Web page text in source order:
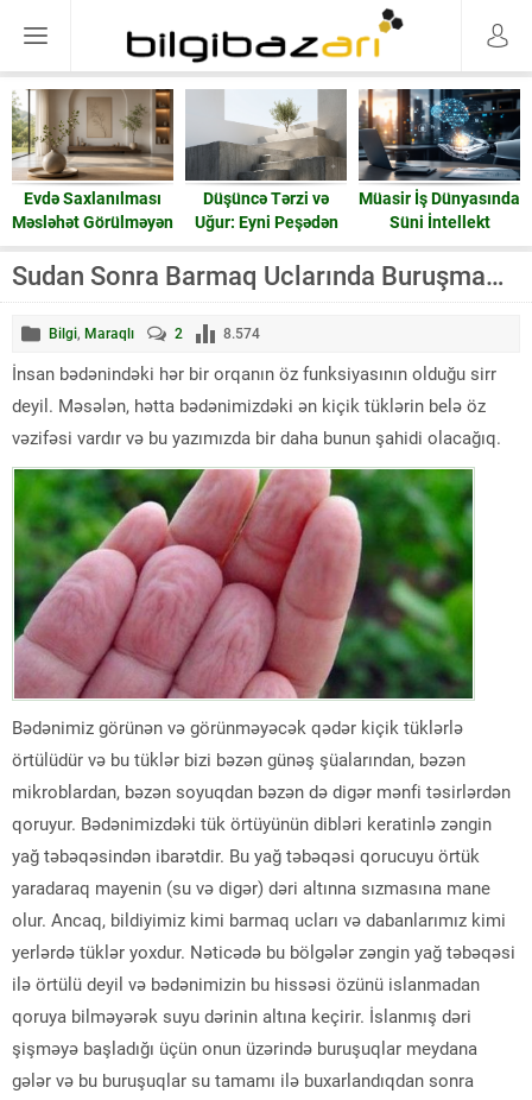
Evdə Saxlanılması
Məsləhət Görülməyən
15 Əşya: Enerji və
Ruzi
Düşüncə Tərzi və
Uğur: Eyni Peşədən
Fərqli Nəticələrə
Gedən Yol
Müasir İş Dünyasında
Süni İntellekt
Sudan Sonra Barmaq Uclarında Buruşma…
Bilgi, Maraqlı 2 8.574
İnsan bədənindəki hər bir orqanın öz funksiyasının olduğu sirr
deyil. Məsələn, hətta bədənimizdəki ən kiçik tüklərin belə öz
vəzifəsi vardır və bu yazımızda bir daha bunun şahidi olacağıq.
Bədənimiz görünən və görünməyəcək qədər kiçik tüklərlə
örtülüdür və bu tüklər bizi bəzən günəş şüalarından, bəzən
mikroblardan, bəzən soyuqdan bəzən də digər mənfi təsirlərdən
qoruyur. Bədənimizdəki tük örtüyünün dibləri keratinlə zəngin
yağ təbəqəsindən ibarətdir. Bu yağ təbəqəsi qorucuyu örtük
yaradaraq mayenin (su və digər) dəri altınna sızmasına mane
olur. Ancaq, bildiyimiz kimi barmaq ucları və dabanlarımız kimi
yerlərdə tüklər yoxdur. Nəticədə bu bölgələr zəngin yağ təbəqəsi
ilə örtülü deyil və bədənimizin bu hissəsi özünü islanmadan
qoruya bilməyərək suyu dərinin altına keçirir. İslanmış dəri
şişməyə başladığı üçün onun üzərində buruşuqlar meydana
gələr və bu buruşuqlar su tamamı ilə buxarlandıqdan sonra